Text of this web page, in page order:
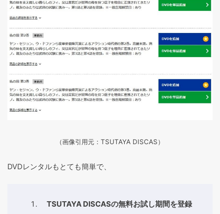
（画像引用元：TSUTAYA DISCAS）
DVDレンタルもとても簡単で、
TSUTAYA DISCASの無料お試し期間を登録